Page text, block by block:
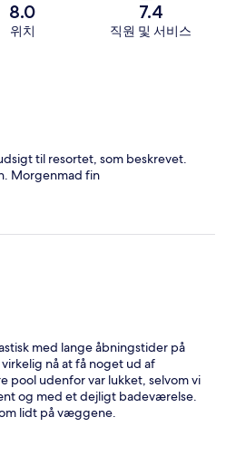
8.0
위치
7.4
직원 및 서비스
til resortet, som beskrevet.
Morgenmad fin
med lange åbningstider på
nå at få noget ud af
pool udenfor var lukket, selvom vi
og med et dejligt badeværelse.
lidt på væggene.